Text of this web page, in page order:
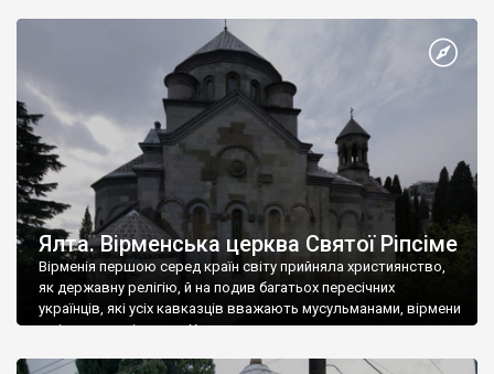
Херсонесі Володимир-язичник, став Василем-християнином.
А потім було Хрещення Русі. На честь Херсонесу Таврійського
Ялта. Вірменська церква Святої Ріпсіме
Вірменія першою серед країн світу прийняла християнство,
як державну релігію, й на подив багатьох пересічних
українців, які усіх кавказців вважають мусульманами, вірмени
є відданими вірянами Христа